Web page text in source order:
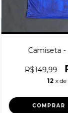
Camiseta -
R$149,99
12 x de
COMPRAR